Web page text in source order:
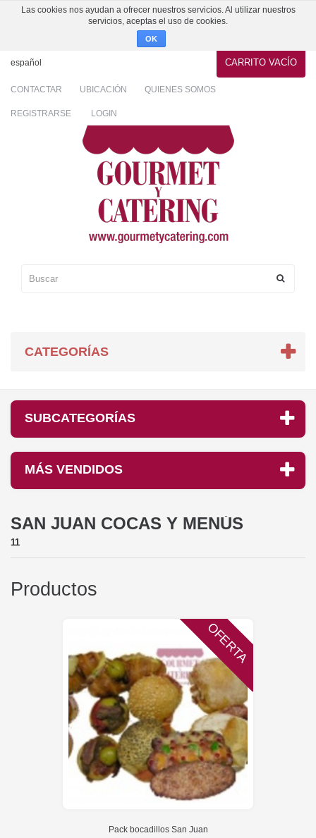
Las cookies nos ayudan a ofrecer nuestros servicios. Al utilizar nuestros
servicios, aceptas el uso de cookies.
OK
CARRITO VACÍO
español
CONTACTAR UBICACIÓN QUIENES SOMOS
REGISTRARSE LOGIN
CATEGORÍAS
SUBCATEGORÍAS
MÁS VENDIDOS
SAN JUAN COCAS Y MENÚS
11
Productos
OFERTA
Pack bocadillos San Juan